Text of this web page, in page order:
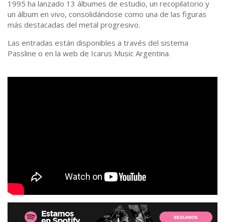
1995 ha lanzado 13 álbumes de estudio, un recopilatorio y
un álbum en vivo, consolidándose como una de las figuras
más destacadas del metal progresivo.
Las entradas están disponibles a través del sistema
Passline o en la web de Icarus Music Argentina.